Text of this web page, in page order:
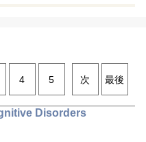
4 5 次 最後
Disorders